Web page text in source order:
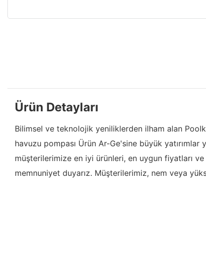
Ürün Detayları
Bilimsel ve teknolojik yeniliklerden ilham alan
havuzu pompası Ürün Ar-Ge'sine büyük
müşterilerimize en iyi ürünleri, en uygun fiyatları
memnuniyet duyarız. Müşterilerimiz, nem veya